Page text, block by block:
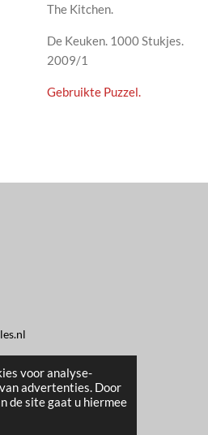
voor analyse-
advertenties. Door
de site gaat u hiermee
The Kitchen.
De Keuken. 1000 Stukjes.
2009/1
Gebruikte Puzzel.